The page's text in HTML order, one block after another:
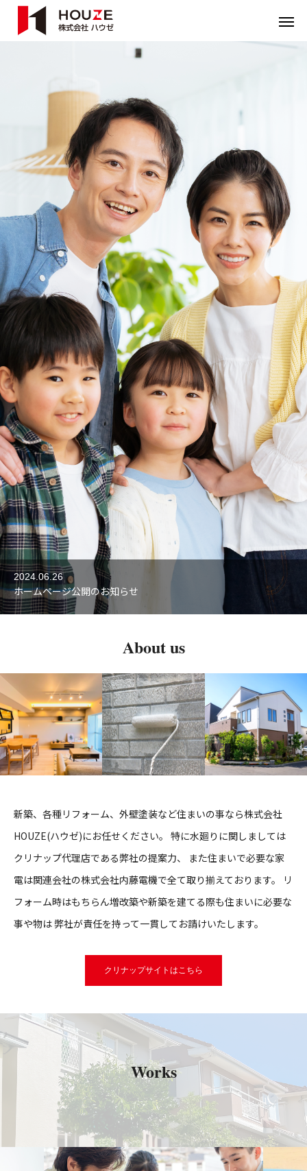
2024.06.26
ホームページ公開のお知らせ
About us
新築、各種リフォーム、外壁塗装など住まいの事なら株式会社
HOUZE(ハウゼ)にお任せください。 特に水廻りに関しましては
クリナップ代理店である弊社の提案力、
また住まいで必要な家
電は関連会社の株式会社内藤電機で全て取り揃えております。
リ
フォーム時はもちらん増改築や新築を建てる際も住まいに必要な
事や物は弊社が責任を持って一貫してお請けいたします。
クリナップサイトはこちら
Works